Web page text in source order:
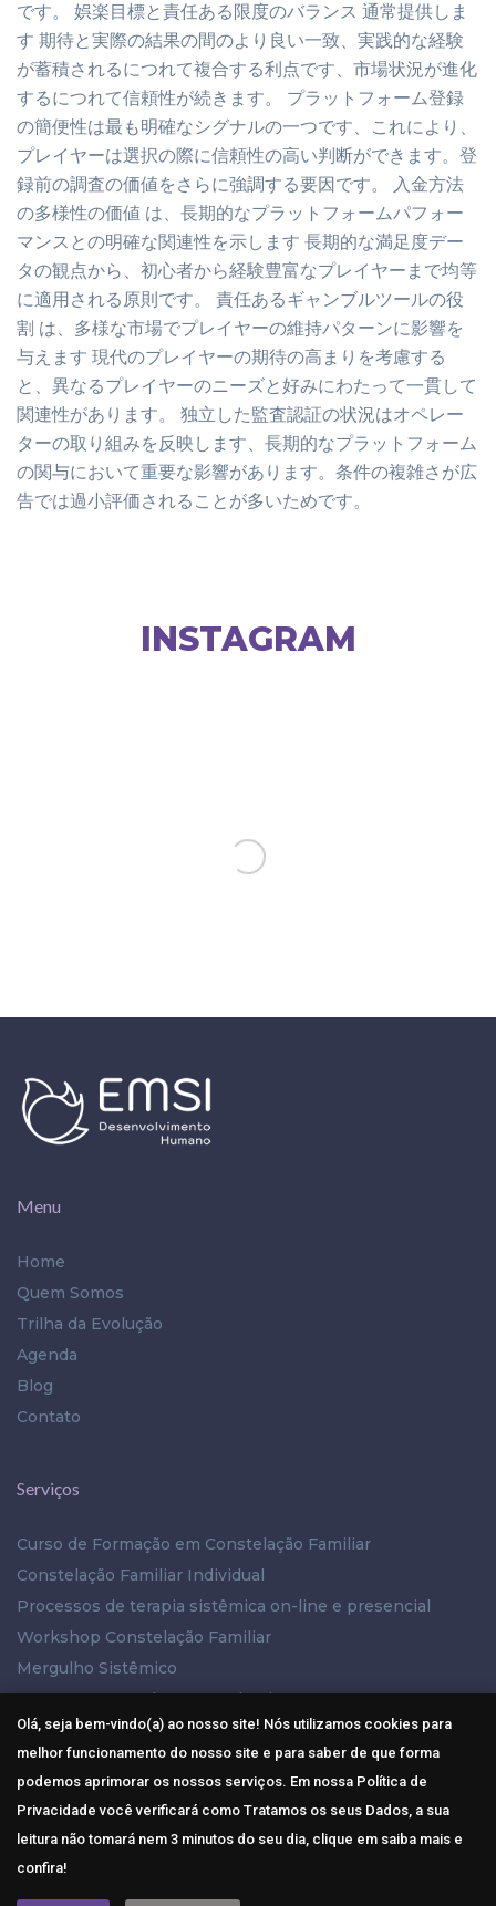
です。 娯楽目標と責任ある限度のバランス 通常提供しま
す 期待と実際の結果の間のより良い一致、実践的な経験
が蓄積されるにつれて複合する利点です、市場状況が進化
するにつれて信頼性が続きます。 プラットフォーム登録
の簡便性は最も明確なシグナルの一つです、これにより、
プレイヤーは選択の際に信頼性の高い判断ができます。登
録前の調査の価値をさらに強調する要因です。 入金方法
の多様性の価値 は、長期的なプラットフォームパフォー
マンスとの明確な関連性を示します 長期的な満足度デー
タの観点から、初心者から経験豊富なプレイヤーまで均等
に適用される原則です。 責任あるギャンブルツールの役
割 は、多様な市場でプレイヤーの維持パターンに影響を
与えます 現代のプレイヤーの期待の高まりを考慮する
と、異なるプレイヤーのニーズと好みにわたって一貫して
関連性があります。 独立した監査認証の状況はオペレー
ターの取り組みを反映します、長期的なプラットフォーム
の関与において重要な影響があります。条件の複雑さが広
告では過小評価されることが多いためです。
INSTAGRAM
Menu
Home
Quem Somos
Trilha da Evolução
Agenda
Blog
Contato
Serviços
Curso de Formação em Constelação Familiar
Constelação Familiar Individual
Processos de terapia sistêmica on-line e presencial
Workshop Constelação Familiar
Mergulho Sistêmico
PAC – Processo de Autoconhecimento
Olá, seja bem-vindo(a) ao nosso site! Nós utilizamos cookies para
melhor funcionamento do nosso site e para saber de que forma
podemos aprimorar os nossos serviços. Em nossa Política de
Privacidade você verificará como Tratamos os seus Dados, a sua
leitura não tomará nem 3 minutos do seu dia, clique em saiba mais e
confira!